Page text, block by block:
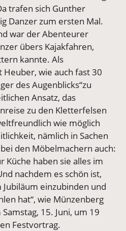
trafen sich Gunther
Danzer zum ersten Mal.
war der Abenteurer
übers Kajakfahren,
kannte. Als
wie auch fast 30
des Augenblicks“zu
Ansatz, das
zu den Kletterfelsen
wie möglich
nämlich in Sachen
den Möbelmachern auch:
Küche haben sie alles im
nachdem es schön ist,
einzubinden und
hat“, wie Münzenberg
15. Juni, um 19
Festvortrag.